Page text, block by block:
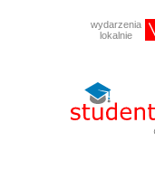
wydarzenia
lokalnie